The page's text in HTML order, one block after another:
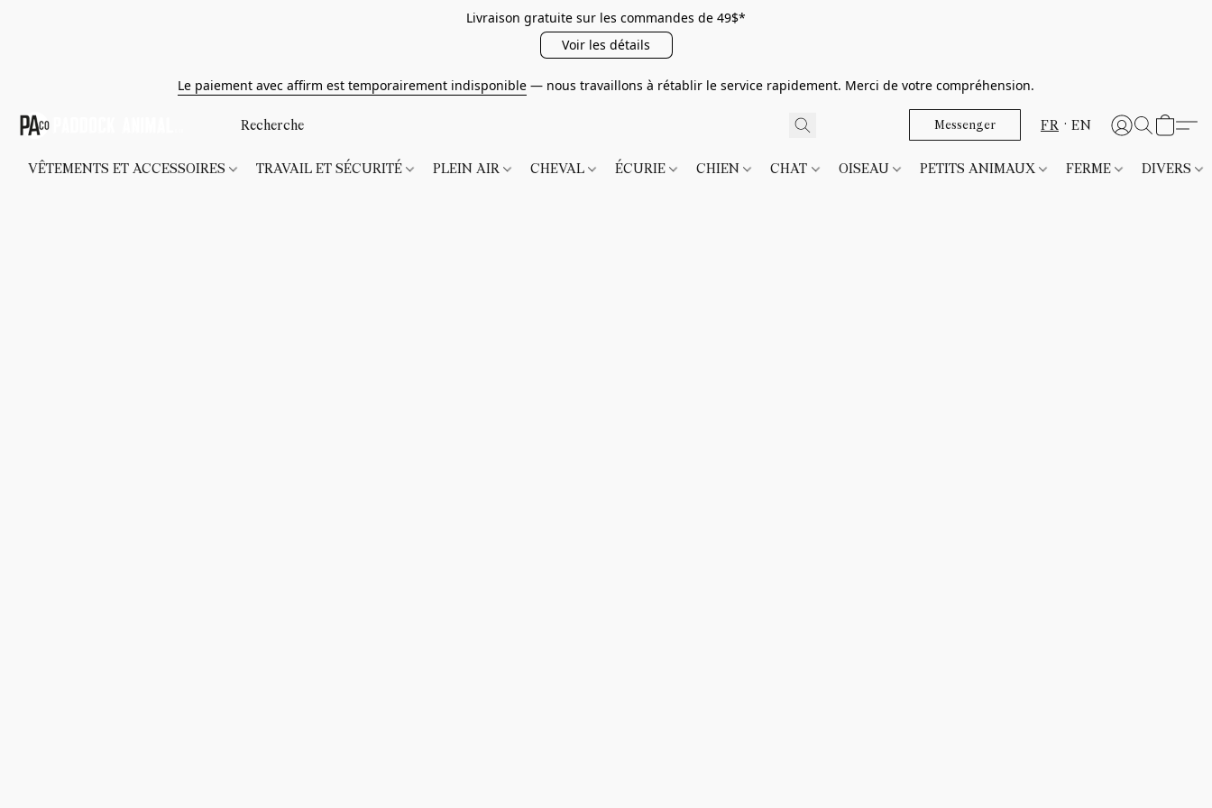
Livraison gratuite sur les commandes de 49$*
Voir les détails
Le paiement avec affirm est temporairement indisponible — nous travaillons à rétablir le service rapidement. Merci de votre compréhension.
Messenger FR EN
VÊTEMENTS ET ACCESSOIRES TRAVAIL ET SÉCURITÉ PLEIN AIR CHEVAL ÉCURIE CHIEN CHAT OISEAU PETITS ANIMAUX FERME DIVERS